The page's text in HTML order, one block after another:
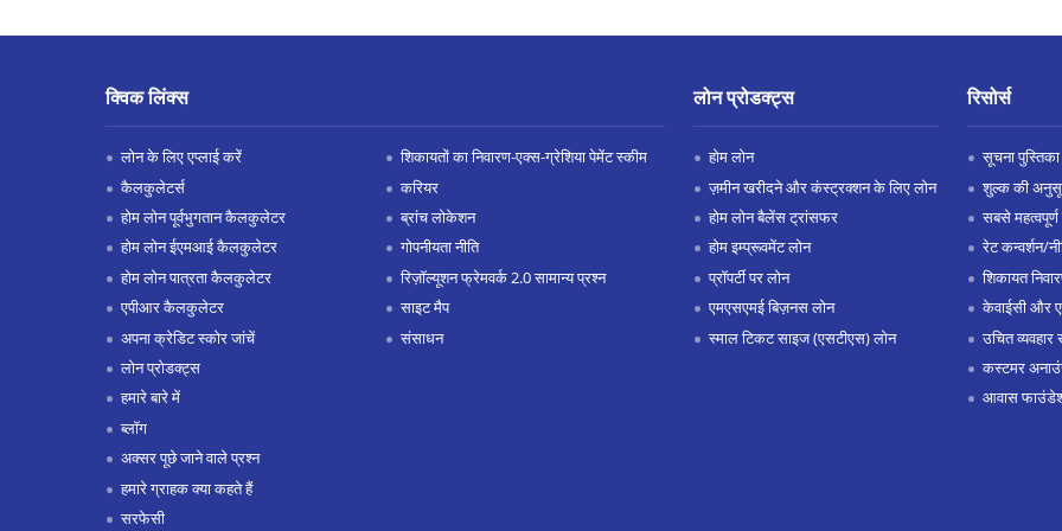
क्विक लिंक्स
लोन के लिए एप्लाई करें
कैलकुलेटर्स
होम लोन पूर्वभुगतान कैलकुलेटर
होम लोन ईएमआई कैलकुलेटर
होम लोन पात्रता कैलकुलेटर
एपीआर कैलकुलेटर
अपना क्रेडिट स्कोर जांचें
लोन प्रोडक्ट्स
हमारे बारे में
ब्लॉग
अक्सर पूछे जाने वाले प्रश्न
हमारे ग्राहक क्या कहते हैं
सरफेसी
शिकायतों का निवारण-एक्स-ग्रेशिया पेमेंट स्कीम
करियर
ब्रांच लोकेशन
गोपनीयता नीति
रिज़ॉल्यूशन फ्रेमवर्क 2.0 सामान्य प्रश्न
साइट मैप
संसाधन
लोन प्रोडक्ट्स
होम लोन
ज़मीन खरीदने और कंस्ट्रक्शन के लिए लोन
होम लोन बैलेंस ट्रांसफर
होम इम्प्रूवमेंट लोन
प्रॉपर्टी पर लोन
एमएसएमई बिज़नस लोन
स्माल टिकट साइज (एसटीएस) लोन
रिसोर्स
सूचना पुस्तिका
शुल्क की
सबसे महत्वपूर्ण
रेट कन्वर्शन/
शिकायत
केवाईसी और
उचित व्यवहार
कस्टमर
आवास